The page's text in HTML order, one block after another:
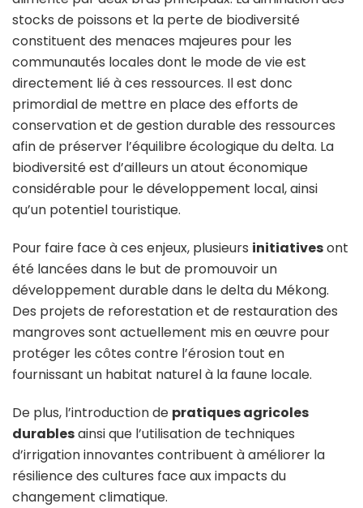
stocks de poissons et la perte de biodiversité
constituent des menaces majeures pour les
communautés locales dont le mode de vie est
directement lié à ces ressources. Il est donc
primordial de mettre en place des efforts de
conservation et de gestion durable des ressources
afin de préserver l’équilibre écologique du delta. La
biodiversité est d’ailleurs un atout économique
considérable pour le développement local, ainsi
qu’un potentiel touristique.
Pour faire face à ces enjeux, plusieurs initiativesont
été lancées dans le but de promouvoir un
développement durable dans le delta du Mékong.
Des projets de reforestation et de restauration des
mangroves sont actuellement mis en œuvre pour
protéger les côtes contre l’érosion tout en
fournissant un habitat naturel à la faune locale.
De plus, l’introduction de pratiques agricoles
durablesainsi que l’utilisation de techniques
d’irrigation innovantes contribuent à améliorer la
résilience des cultures face aux impacts du
changement climatique.